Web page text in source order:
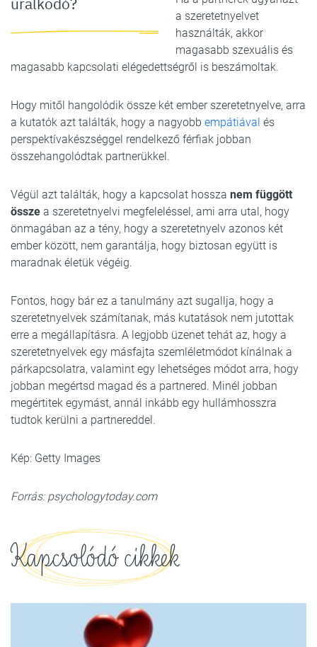
a szeretetnyelvet
használták, akkor
magasabb szexuális és
magasabb kapcsolati elégedettségről is beszámoltak.
Hogy mitől hangolódik össze két ember szeretetnyelve, arra
a kutatók azt találták, hogy a nagyobb empátiával és
perspektívakészséggel rendelkező férfiak jobban
összehangolódtak partnerükkel.
Végül azt találták, hogy a kapcsolat hossza nem függött
össze a szeretetnyelvi megfeleléssel, ami arra utal, hogy
önmagában az a tény, hogy a szeretetnyelv azonos két
ember között, nem garantálja, hogy biztosan együtt is
maradnak életük végéig.
Fontos, hogy bár ez a tanulmány azt sugallja, hogy a
szeretetnyelvek számítanak, más kutatások nem jutottak
erre a megállapításra. A legjobb üzenet tehát az, hogy a
szeretetnyelvek egy másfajta szemléletmódot kínálnak a
párkapcsolatra, valamint egy lehetséges módot arra, hogy
jobban megértsd magad és a partnered. Minél jobban
megértitek egymást, annál inkább egy hullámhosszra
tudtok kerülni a partnereddel.
Kép: Getty Images
Forrás: psychologytoday.com
Kapcsolódó cikkek